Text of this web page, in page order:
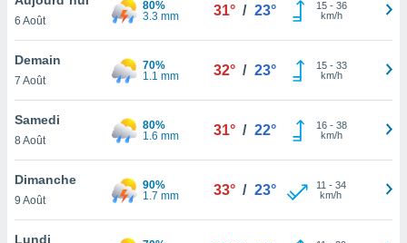
et
»,
au
vous
qu'ils
ou
6 Août
80%
3.3 mm
31° / 23° 15- 36
km/h
Demain
7 Août
70%
1.1 mm
32° / 23° 15- 33
km/h
Samedi
8 Août
80%
1.6 mm
31° / 22° 16- 38
km/h
Dimanche
9 Août
90%
1.7 mm
33° / 23° 11 - 34
km/h
Lundi